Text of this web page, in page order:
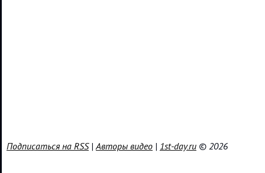
Подписаться на RSS|Авторы видео | 1st-day.ru © 2026